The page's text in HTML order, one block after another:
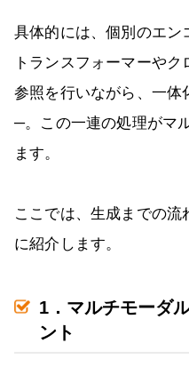
具体的には、個別のエン
トランスフォーマーや
参照を行いながら、一体
─。この一連の処理がマ
ます。
ここでは、生成までの
に紹介します。
1．マルチモーダ
ント